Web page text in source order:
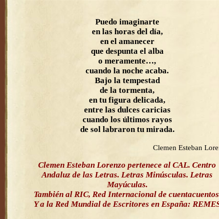
Puedo imaginarte
en las horas del día,
en el amanecer
que despunta el alba
o meramente…,
cuando la noche acaba.
Bajo la tempestad
de la tormenta,
en tu figura delicada,
entre las dulces caricias
cuando los últimos rayos
de sol labraron tu mirada.
Clemen Esteban
Clemen Esteban Lorenzo pertenece al CAL. Centro
Andaluz de las Letras. Letras Minúsculas. Letras
Mayúculas.
También al RIC, Red Internacional de
Y a la Red Mundial de Escritores en España: